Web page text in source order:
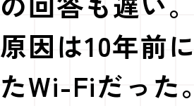
因は10年前に
Wi-Fiだった。